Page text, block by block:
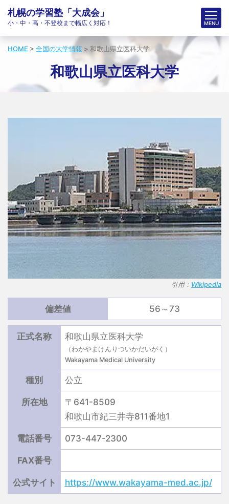
札幌の学習塾「大成会」
小・中・高・不登校まで幅広く対応！
HOME > 全国の大学情報 > 和歌山県立医科大学
和歌山県立医科大学
引用： Wikipedia
偏差値 56～73
正式名称 和歌山県立医科大学
（わかやまけんりついかだいがく）
Wakayama Medical University
種別 公立
所在地
〒641-8509
和歌山市紀三井寺811番地1
電話番号 073-447-2300
FAX番号
公式サイト https://www.wakayama-med.ac.jp/